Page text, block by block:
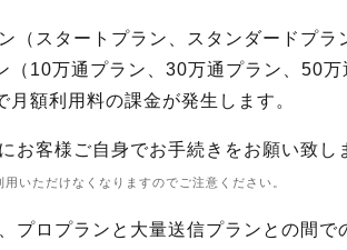
（スタートプラン、スタンダードプラ
（10万通プラン、30万通プラン、50万
額利用料の課金が発生します。
客様ご自身でお手続きをお願い致し
いただけなくなりますのでご注意ください。
ロプランと大量送信プランとの間で